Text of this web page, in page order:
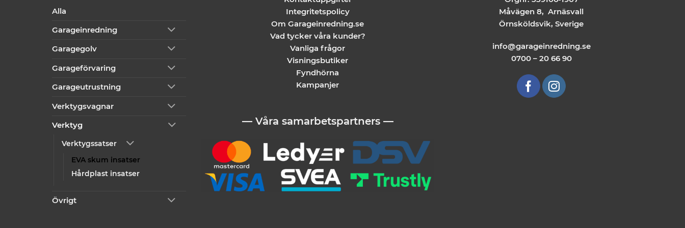
Alla
Garageinredning
Garagegolv
Garageförvaring
Garageutrustning
Verktygsvagnar
Verktyg
Verktygssatser
EVA skum insatser
Hårdplast insatser
Övrigt
Integritetspolicy
Om Garageinredning.se
Vad tycker våra kunder?
Vanliga frågor
Visningsbutiker
Fyndhörna
Kampanjer
— Våra samarbetspartners —
Måvägen 8, Arnäsvall
Örnsköldsvik, Sverige
info@garageinredning.se
0700 – 20 66 90